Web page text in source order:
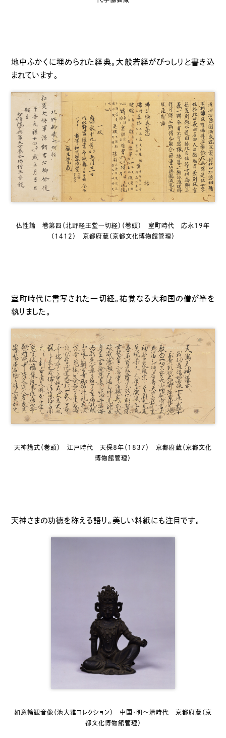
地中ふかくに埋められた経典。大般若経がびっしりと書き込
まれています。
仏性論 巻第四（北野経王堂一切経）（巻頭） 室町時代 応永19年
（1412） 京都府蔵（京都文化博物館管理）
室町時代に書写された一切経。祐覚なる大和国の僧が筆を
執りました。
天神講式（巻頭） 江戸時代 天保８年（1837） 京都府蔵（京都文化
博物館管理）
天神さまの功徳を称える語り。美しい料紙にも注目です。
如意輪観音像（池大雅コレクション） 中国・明〜清時代 京都府蔵（京
都文化博物館管理）